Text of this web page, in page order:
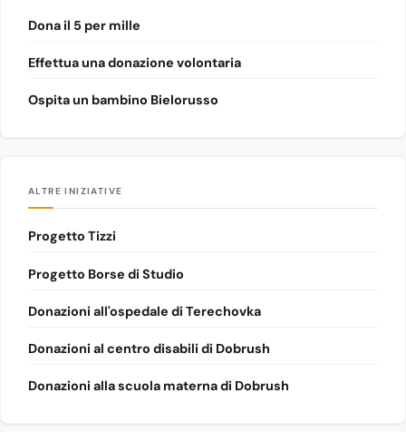
Dona il 5 per mille
Effettua una donazione volontaria
Ospita un bambino Bielorusso
ALTRE INIZIATIVE
Progetto Tizzi
Progetto Borse di Studio
Donazioni all'ospedale di Terechovka
Donazioni al centro disabili di Dobrush
Donazioni alla scuola materna di Dobrush